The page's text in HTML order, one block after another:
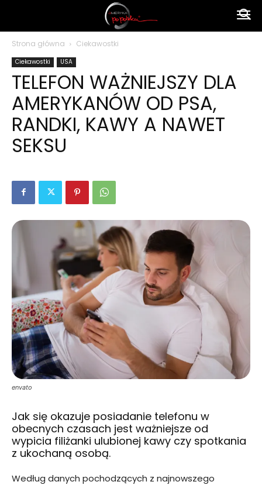
polsku
Strona główna Ciekawostki
Ciekawostki USA
TELEFON WAŻNIEJSZY DLA
AMERYKANÓW OD PSA,
RANDKI, KAWY A NAWET
SEKSU
envato
Jak się okazuje posiadanie telefonu w
obecnych czasach jest ważniejsze od
wypicia filiżanki ulubionej kawy czy spotkania
z ukochaną osobą.
Według danych pochodzących z najnowszego